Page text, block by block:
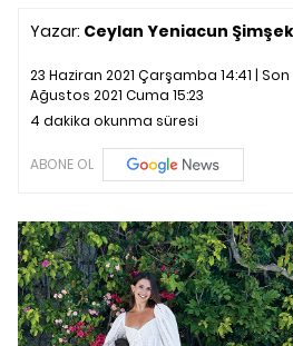
Yazar: Ceylan Yeniacun Şimşek
23 Haziran 2021 Çarşamba 14:41 |
Ağustos 2021 Cuma 15:23
4 dakika okunma süresi
ABONE OL